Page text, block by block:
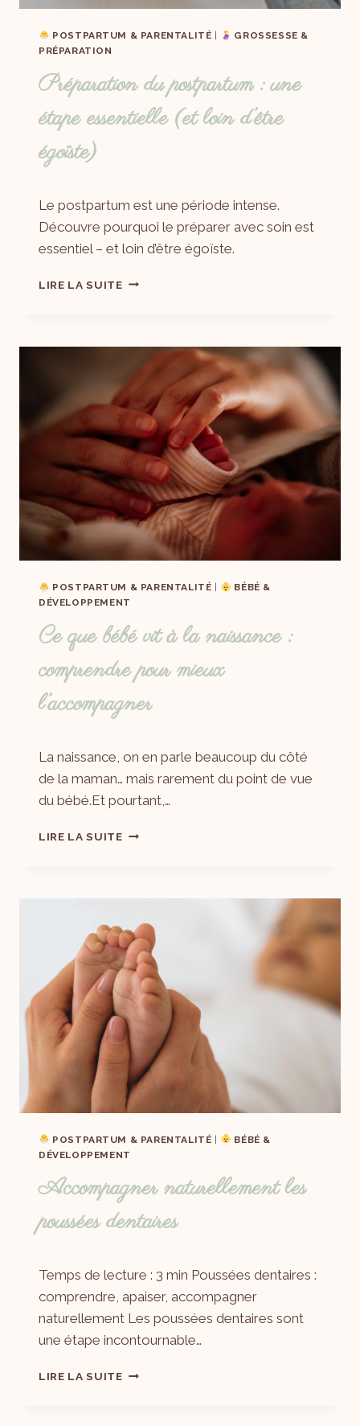
POSTPARTUM & PARENTALITÉ
GROSSESSE &
PRÉPARATION
Préparation du postpartum : une
étape essentielle (et loin d’être
égoïste)
Laëtitia
Le postpartum est une période intense.
Découvre pourquoi le préparer avec soin est
essentiel – et loin d’être égoïste.
LIRE LA SUITE
POSTPARTUM & PARENTALITÉ
BÉBÉ &
DÉVELOPPEMENT
Ce que bébé vit à la naissance :
comprendre pour mieux
l’accompagner
Laëtitia
La naissance, on en parle beaucoup du côté
de la maman… mais rarement du point de vue
du bébé.Et pourtant,…
LIRE LA SUITE
POSTPARTUM & PARENTALITÉ |
BÉBÉ &
DÉVELOPPEMENT
Accompagner naturellement les
poussées dentaires
Laëtitia
Temps de lecture : 3 min Poussées dentaires :
comprendre, apaiser, accompagner
naturellement Les poussées dentaires sont
une étape incontournable…
LIRE LA SUITE